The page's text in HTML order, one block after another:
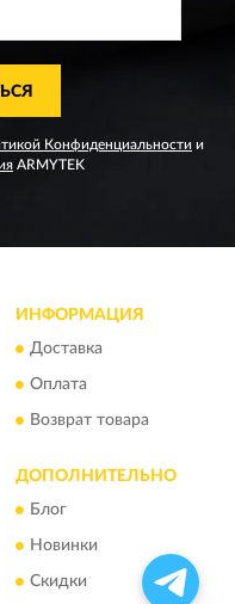
Конфиденциальности и
ARMYTEK
ИНФОРМАЦИЯ
Доставка
Оплата
Возврат товара
ДОПОЛНИТЕЛЬНО
Блог
Новинки
Скидки